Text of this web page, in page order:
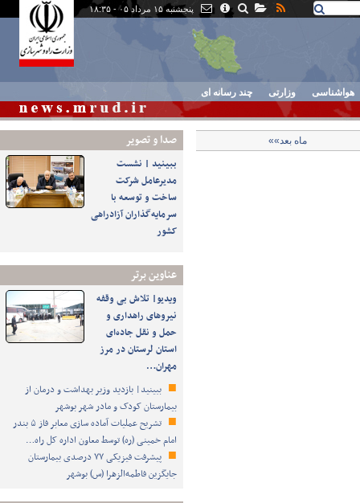
پنجشنبه ۱۵ مرداد ۰۵ - ۱۸:۳۵
هواشناسی وزارتی چند رسانه ای
صدا و تصوير
ببینید | نشست
مدیرعامل شرکت
ساخت و توسعه با
سرمایه‌گذاران آزادراهی
کشور
عناوین برتر
ویدیو| تلاش بی وقفه
نیروهای راهداری و
حمل و نقل جاده‌ای
استان لرستان در مرز
مهران…
ببینید| بازدید وزیر بهداشت و درمان از
بیمارستان کودک و مادر شهر بوشهر
تشریح عملیات آماده سازی معابر فاز ۵ بندر
امام خمینی (ره) توسط معاون اداره کل راه…
پیشرفت فیزیکی ۷۷ درصدی بیمارستان
جایگزین فاطمه‌الزهرا (س) بوشهر
ماه بعد»»